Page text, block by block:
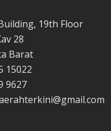
19th Floor
28
Barat
15022
9627